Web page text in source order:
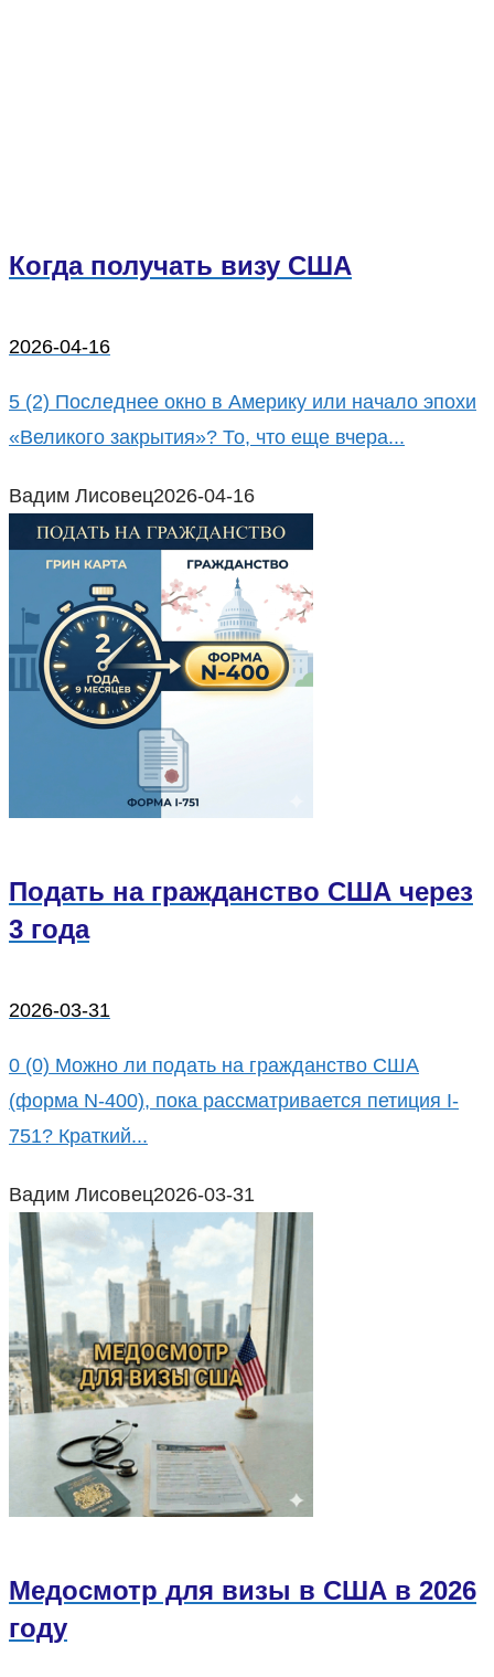
Когда получать визу США
2026-04-16
5 (2) Последнее окно в Америку или начало эпохи
«Великого закрытия»? То, что еще вчера...
Вадим Лисовец2026-04-16
Подать на гражданство США через
3 года
2026-03-31
0 (0) Можно ли подать на гражданство США
(форма N-400), пока рассматривается петиция I-
751? Краткий...
Вадим Лисовец2026-03-31
Медосмотр для визы в США в 2026
году